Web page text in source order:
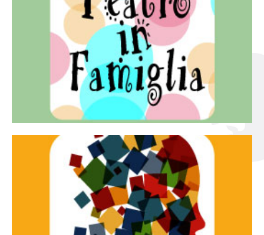
Teatro in famiglia
Teatro In Famiglia è una rassegna di teatro concepita
per far condividere e godere del teatro all’intera
famiglia.
Continua
Tracce Dinamiche è una rassegna di teatro
d’innovazione e sperimentale.
Continua